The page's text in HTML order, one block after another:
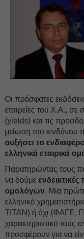
Οι πρόσφατες
εταιρείες του Χ.Α., σε
(yields) και τις
μείωση του κινδύνου
αυξήσει το
ελληνικά εταιρικά
Παρατηρώντας τους
να δούμε
ομολόγων. Μια
ελληνικό
ΤΙΤΑΝ) ή όχι (ΦΑΓΕ,
χαρακτηριστικό τους
προσφέρουν για να